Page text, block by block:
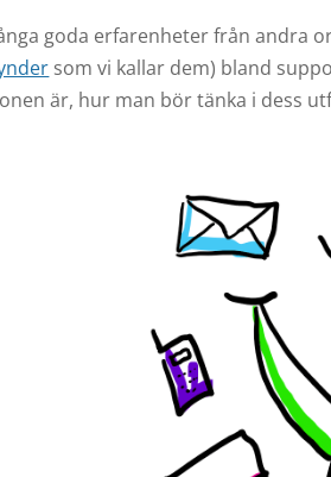
goda erfarenheter från andra
som vi kallar dem) bland
är, hur man bör tänka i dess